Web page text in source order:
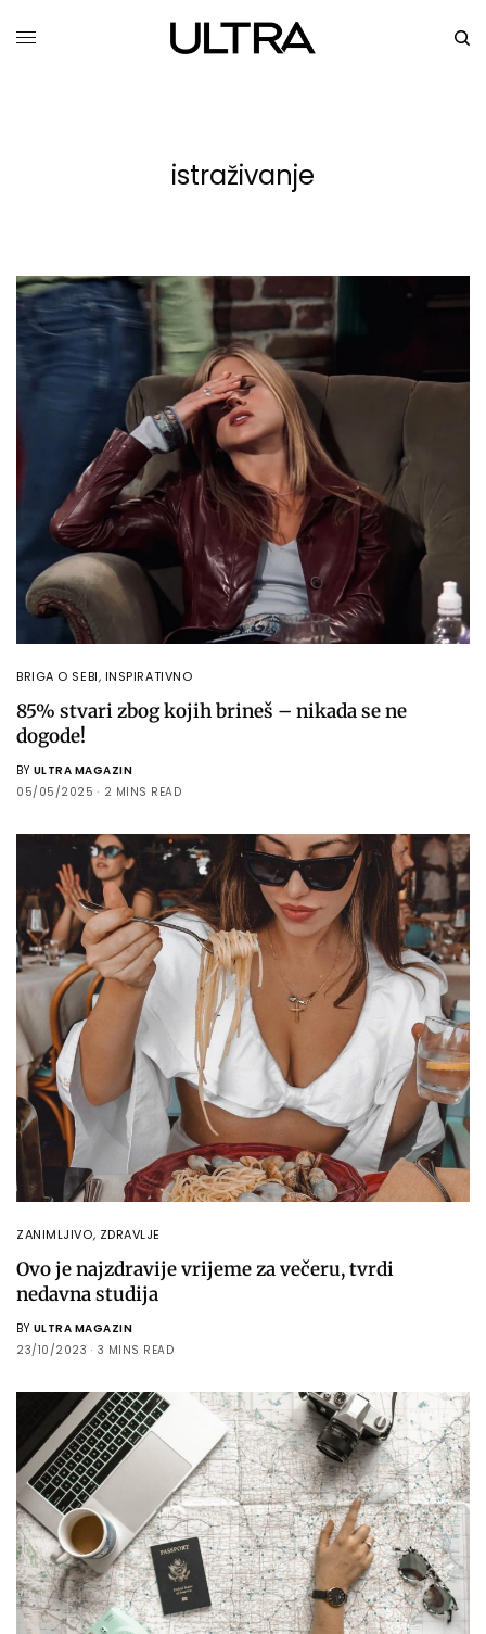
istraživanje
BRIGA O SEBI, INSPIRATIVNO
85% stvari zbog kojih brineš – nikada se ne
dogode!
BY ULTRA MAGAZIN
05/05/2025
2 MINS READ
ZANIMLJIVO, ZDRAVLJE
Ovo je najzdravije vrijeme za večeru, tvrdi
nedavna studija
BY ULTRA MAGAZIN
23/10/2023
3 MINS READ